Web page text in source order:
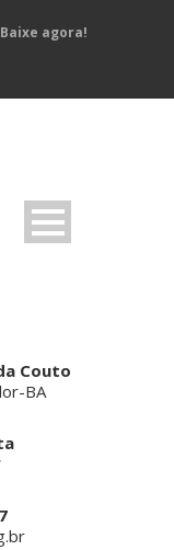
Baixe agora!
Couto
BA